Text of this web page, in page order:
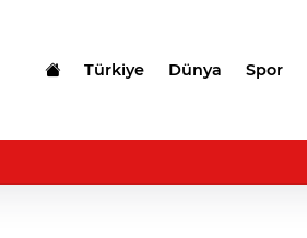
Türkiye Dünya Spor